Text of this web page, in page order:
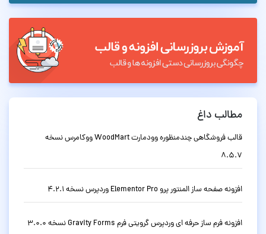
مطالب داغ
قالب فروشگاهی چندمنظوره وودمارت WoodMart ووکامرس نسخه
8.5.7
افزونه صفحه ساز المنتور پرو Elementor Pro وردپرس نسخه 4.2.1
افزونه فرم ساز حرفه ای وردپرس گرویتی فرم Gravity Forms نسخه 3.0.0